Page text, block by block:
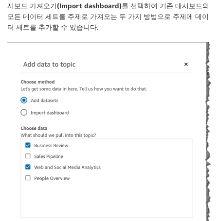
시보드 가져오기(Import dashboard)를 선택하여 기존 대시보드의
모든 데이터 세트를 주제로 가져오는 두 가지 방법으로 주제에 데이
터 세트를 추가할 수 있습니다.